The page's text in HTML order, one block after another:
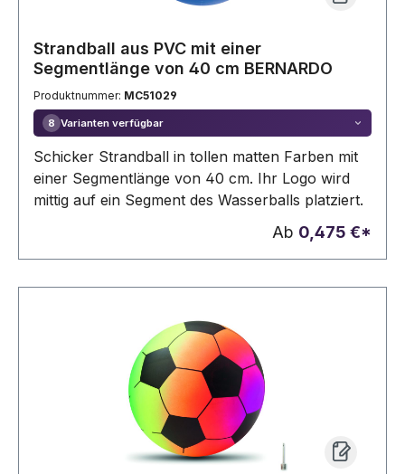
Strandball aus PVC mit einer
Segmentlänge von 40 cm BERNARDO
Produktnummer: MC51029
8 Varianten verfügbar
Schicker Strandball in tollen matten Farben mit
einer Segmentlänge von 40 cm. Ihr Logo wird
mittig auf ein Segment des Wasserballs platziert.
Ab 0,475 €*